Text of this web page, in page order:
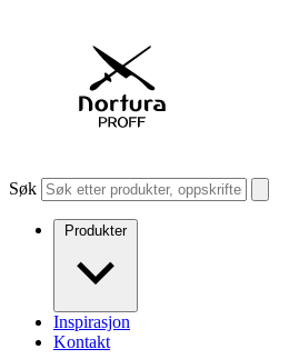
Søk
Produkter
Inspirasjon
Kontakt